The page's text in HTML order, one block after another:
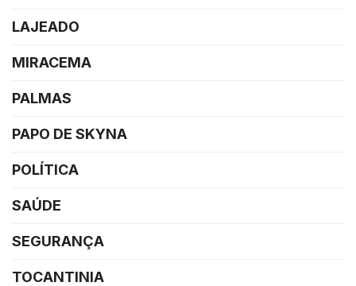
LAJEADO
MIRACEMA
PALMAS
PAPO DE SKYNA
POLÍTICA
SAÚDE
SEGURANÇA
TOCANTINIA